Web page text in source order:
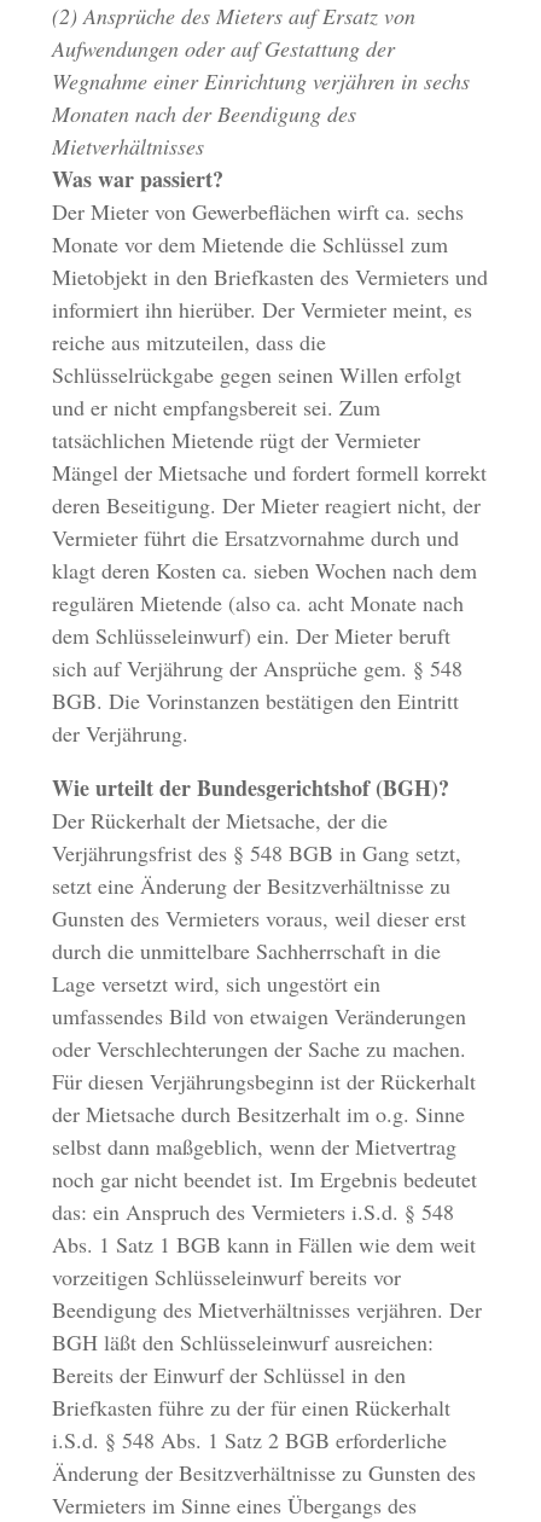
(2) Ansprüche des Mieters auf Ersatz von
Aufwendungen oder auf Gestattung der
Wegnahme einer Einrichtung verjähren in sechs
Monaten nach der Beendigung des
Mietverhältnisses
Was war passiert?
Der Mieter von Gewerbeflächen wirft ca. sechs
Monate vor dem Mietende die Schlüssel zum
Mietobjekt in den Briefkasten des Vermieters und
informiert ihn hierüber. Der Vermieter meint, es
reiche aus mitzuteilen, dass die
Schlüsselrückgabe gegen seinen Willen erfolgt
und er nicht empfangsbereit sei. Zum
tatsächlichen Mietende rügt der Vermieter
Mängel der Mietsache und fordert formell korrekt
deren Beseitigung. Der Mieter reagiert nicht, der
Vermieter führt die Ersatzvornahme durch und
klagt deren Kosten ca. sieben Wochen nach dem
regulären Mietende (also ca. acht Monate nach
dem Schlüsseleinwurf) ein. Der Mieter beruft
sich auf Verjährung der Ansprüche gem. § 548
BGB. Die Vorinstanzen bestätigen den Eintritt
der Verjährung.
Wie urteilt der Bundesgerichtshof (BGH)?
Der Rückerhalt der Mietsache, der die
Verjährungsfrist des § 548 BGB in Gang setzt,
setzt eine Änderung der Besitzverhältnisse zu
Gunsten des Vermieters voraus, weil dieser erst
durch die unmittelbare Sachherrschaft in die
Lage versetzt wird, sich ungestört ein
umfassendes Bild von etwaigen Veränderungen
oder Verschlechterungen der Sache zu machen.
Für diesen Verjährungsbeginn ist der Rückerhalt
der Mietsache durch Besitzerhalt im o.g. Sinne
selbst dann maßgeblich, wenn der Mietvertrag
noch gar nicht beendet ist. Im Ergebnis bedeutet
das: ein Anspruch des Vermieters i.S.d. § 548
Abs. 1 Satz 1 BGB kann in Fällen wie dem weit
vorzeitigen Schlüsseleinwurf bereits vor
Beendigung des Mietverhältnisses verjähren. Der
BGH läßt den Schlüsseleinwurf ausreichen:
Bereits der Einwurf der Schlüssel in den
Briefkasten führe zu der für einen Rückerhalt
i.S.d. § 548 Abs. 1 Satz 2 BGB erforderliche
Änderung der Besitzverhältnisse zu Gunsten des
Vermieters im Sinne eines Übergangs des